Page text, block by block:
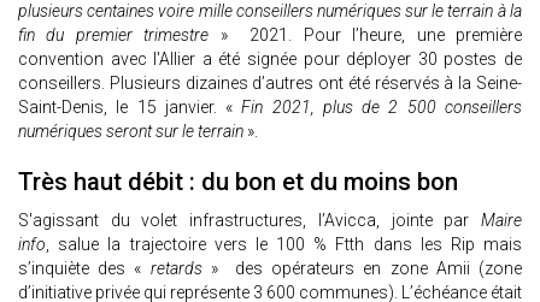
plusieurs centaines voire mille conseillers numériques sur le terrain à la
fin du premier trimestre » 2021. Pour l’heure, une première
convention avec l'Allier a été signée pour déployer 30 postes de
conseillers. Plusieurs dizaines d’autres ont été réservés à la Seine-
Saint-Denis, le 15 janvier. «Fin 2021, plus de 2 500 conseillers
numériques seront sur le terrain ».
Très haut débit : du bon et du moins bon
S'agissant du volet infrastructures, l’Avicca, jointe par Maire
info, salue la trajectoire vers le 100 % Ftth dans les Rip mais
s’inquiète des « retards» des opérateurs en zone Amii (zone
d’initiative privée qui représente 3 600 communes). L’échéance était